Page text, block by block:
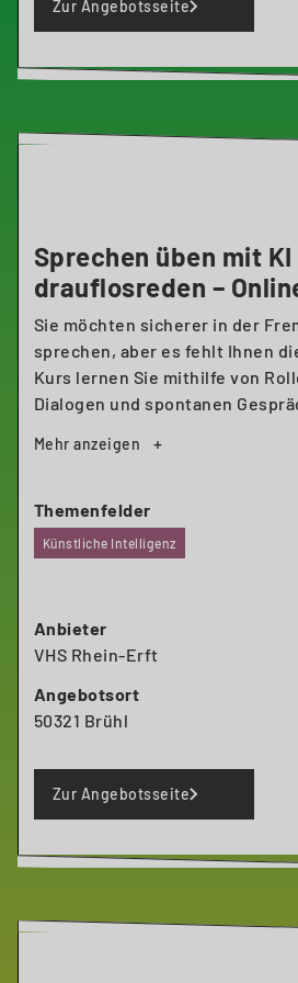
Journalistin, Trainerin und
Verbraucherthemen
Qualitätssicherung und bietet
Bildungsträger*innen zu KI in
Zur Angebotsseite
Sprechen üben mit
drauflosreden –
Sie möchten sicherer in der
sprechen, aber es fehlt Ihnen
Kurs lernen Sie mithilfe von
Dialogen und spontanen
ideal, um freier und
Themenfelder
Künstliche Intelligenz
Anbieter
VHS Rhein-Erft
Angebotsort
50321 Brühl
Zur Angebotsseite